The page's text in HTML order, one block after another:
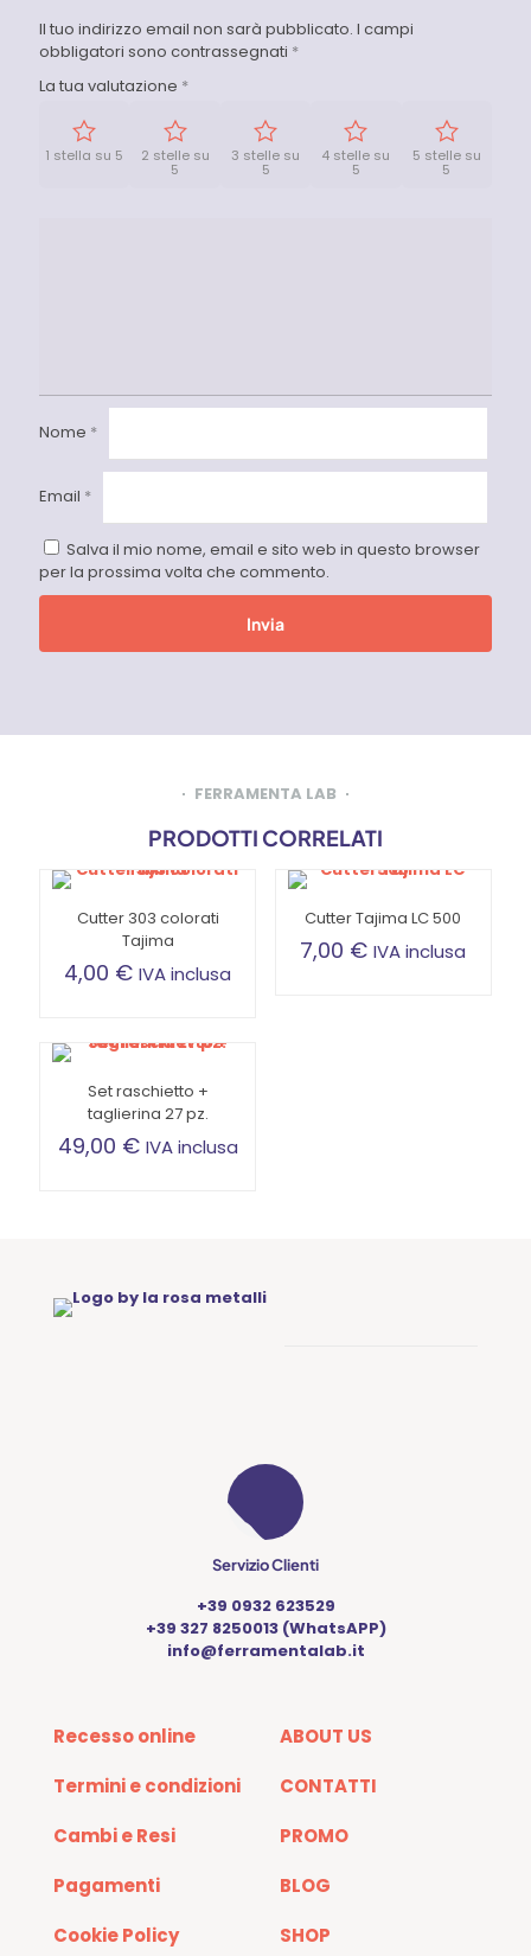
Il tuo indirizzo email non sarà pubblicato. I campi
obbligatori sono contrassegnati *
La tua valutazione *
1 stella su 5 2 stelle su
5
3 stelle su
5
4 stelle su
5
5 stelle su
5
Nome *
Email *
Salva il mio nome, email e sito web in questo browser
per la prossima volta che commento.
FERRAMENTA LAB
PRODOTTI CORRELATI
Cutter 303 colorati
Tajima
4,00 € IVA inclusa
Cutter Tajima LC 500
7,00 € IVA inclusa
Set raschietto +
taglierina 27 pz.
49,00 € IVA inclusa
Servizio Clienti
+39 0932 623529
+39 327 8250013 (WhatsAPP)
info@ferramentalab.it
Recesso online
Termini e condizioni
Cambi e Resi
Pagamenti
Cookie Policy
ABOUT US
CONTATTI
PROMO
BLOG
SHOP